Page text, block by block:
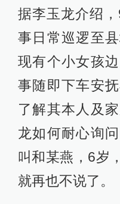
据李玉龙介绍
事日常巡逻至
现有个小女孩
事随即下车安
了解其本人及
龙如何耐心询
叫和某燕，6岁
就再也不说了。